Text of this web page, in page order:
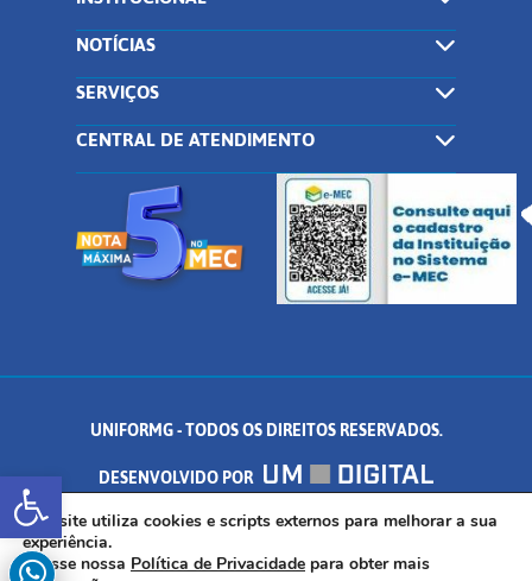
Abrir a barra de ferramentas
NOTÍCIAS
SERVIÇOS
CENTRAL DE ATENDIMENTO
UNIFORMG - TODOS OS DIREITOS RESERVADOS.
DESENVOLVIDO POR
AV. DR. ARNALDO DE SENNA, 328 - PALMEIRAS, FORMIGA/MG - CEP:
35.574.530
Este site utiliza cookies e scripts externos para melhorar a sua
experiência.
Acesse nossa Política de Privacidade para obter mais